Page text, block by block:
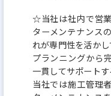
☆当社は社内で営
ターメンテナンス
れが専門性を活かし
プランニングから
一貫してサポートす
当社では施工管理